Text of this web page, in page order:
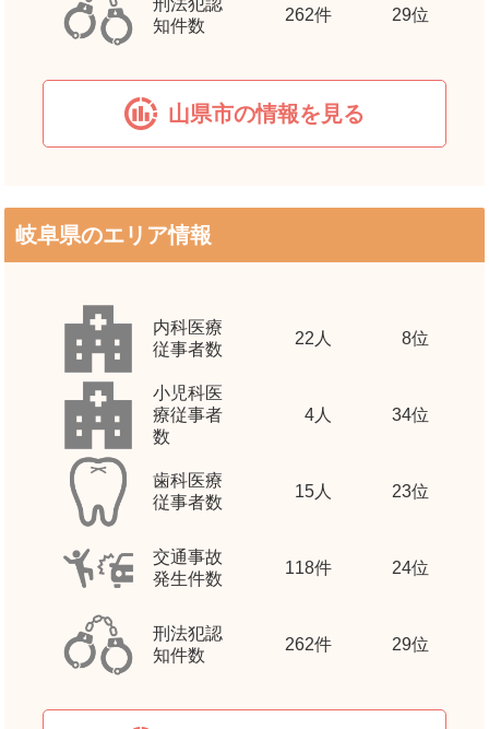
知件数
262件 29位
山県市の情報を見る
岐阜県のエリア情報
内科医療
従事者数
22 人 8位
小児科医
療従事者
数
4人 34位
歯科医療
従事者数
15人 23位
交通事故
発生件数
118件 24位
刑法犯認
知件数
262件 29位